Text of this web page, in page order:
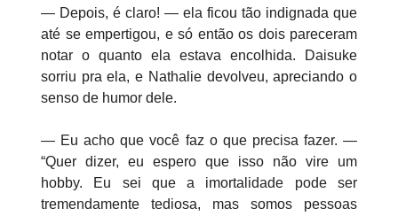
— Depois, é claro! — ela ficou tão indignada que
até se empertigou, e só então os dois pareceram
notar o quanto ela estava encolhida. Daisuke
sorriu pra ela, e Nathalie devolveu, apreciando o
senso de humor dele.
— Eu acho que você faz o que precisa fazer. —
“Quer dizer, eu espero que isso não vire um
hobby. Eu sei que a imortalidade pode ser
tremendamente tediosa, mas somos pessoas